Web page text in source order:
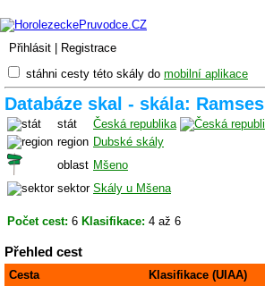
Přihlásit Registrace
stáhni cesty této skály do mobilní aplikace
Databáze skal - skála: Ramses
stát
Česká republika
region Dubské skály
oblast Mšeno
sektor Skály u Mšena
Počet cest: 6 Klasifikace: 4 až 6
Přehled cest
Cesta Klasifikace (UIAA)